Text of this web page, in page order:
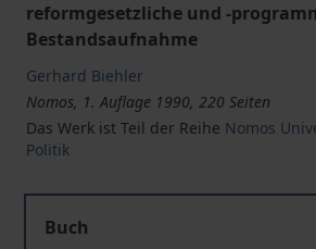
reformgesetzliche und -
Bestandsaufnahme
Gerhard Biehler
Nomos, 1. Auflage 1990, 220 Seiten
Das Werk ist Teil der Reihe Nomos
Politik
Buch